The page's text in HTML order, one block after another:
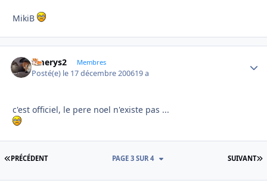
MikiB
emerys2 Membres
Posté(e) le 17 décembre 200619 a
c'est officiel, le pere noel n'existe pas ...
PREMIÈRE PAGE
PRÉCÉDENT SUIVANT
PAGE 3 SUR 4